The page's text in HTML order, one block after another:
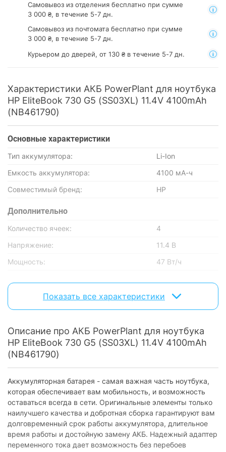
Самовывоз из отделения бесплатно при сумме
3 000 ₴, в течение 5-7 дн.
Самовывоз из почтомата бесплатно при сумме
3 000 ₴, в течение 5-7 дн.
Курьером до дверей, от 130 ₴ в течение 5-7 дн.
Характеристики АКБ PowerPlant для ноутбука
HP EliteBook 730 G5 (SS03XL) 11.4V 4100mAh
(NB461790)
Основные характеристики
Тип аккумулятора:
Li-Ion
Емкость аккумулятора:
4100 мА-ч
Совместимый бренд:
HP
Дополнительно
Количество ячеек:
4
Напряжение:
11.4 В
Мощность:
47 Вт/ч
Характеристики и комплектация товара могут изменяться
производителем без уведомления.
Показать все характеристики
Описание про АКБ PowerPlant для ноутбука
HP EliteBook 730 G5 (SS03XL) 11.4V 4100mAh
(NB461790)
Аккумуляторная батарея - самая важная часть ноутбука,
которая обеспечивает вам мобильность, и возможность
оставаться всегда в сети. Оригинальные элементы только
наилучшего качества и добротная сборка гарантируют вам
долговременный срок работы аккумулятора, длительное
время работы и достойную замену АКБ. Надежный адаптер
переменного тока дает возможность без перебоев